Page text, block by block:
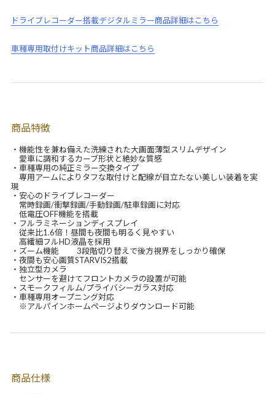
ドライブレコーダー搭載デジタルミラー商品詳細はこちら
車種専用取付けキット商品詳細はこちら
商品特徴
・機能性を兼ね備えた洗練された大画面薄型スリムデザイン
愛車に調和するカーブ形状と絶妙な質感
・車種専用の純正ミラー交換タイプ
専用アームによりタフな取付けと配線が目立たない美しい装着を実
現
・安心のドライブレコーダー
常時録画/衝撃録画/手動録画/駐車録画に対応
低電圧OFF機能を搭載
・フルラミネーションディスプレイ
従来比1.6倍！昼間も夜間も明るく見やすい
高繊細フルHD液晶を採用
・ズーム機能 3段階切り替えで後方視界をしっかり確保
・夜間も安心画質STARVIS2搭載
・独立型カメラ
センサーを避けてフロントカメラの設置が可能
・スモークフィルム/プライバシーガラス対応
・車種専用オープニング対応
※アルパインホームページよりダウンロード可能
商品仕様